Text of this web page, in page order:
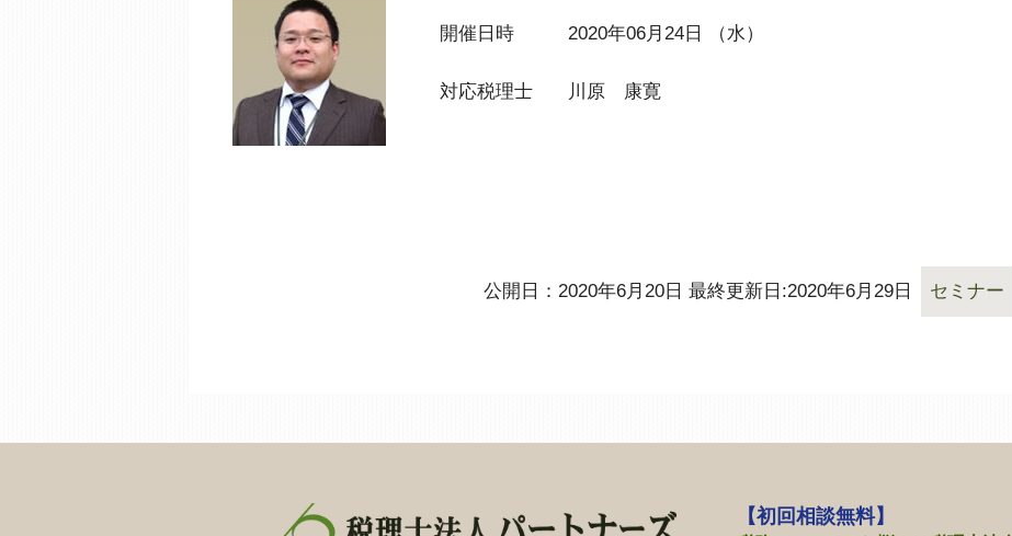
開催日時 2020年06月24日 （水）
対応税理士 川原 康寛
公開日：2020年6月20日 最終更新日:2020年6月29日 セミナー
【初回相談無料】